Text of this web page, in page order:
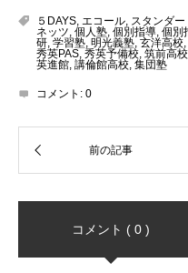
５DAYS, エコール, スタンダー
ネッツ, 個人塾, 個別指導, 個別
研, 学習塾, 明光義塾, 玄洋高校,
秀英PAS, 秀英予備校, 筑前高校
英進館, 講倫館高校, 集団塾
コメント: 0
コメント ( 0 )